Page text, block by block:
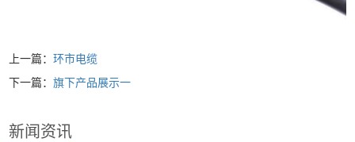
上一篇：环市电缆
下一篇：旗下产品展示一
新闻资讯